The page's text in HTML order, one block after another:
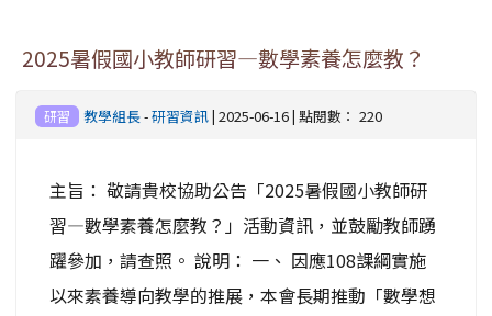
2025暑假國小教師研習—數學素養怎麼教？
研習 教學組長-研習資訊| 2025-06-16 | 點閱數： 220
主旨： 敬請貴校協助公告「2025暑假國小教師研
習—數學素養怎麼教？」活動資訊，並鼓勵教師踴
躍參加，請查照。 說明： 一、 因應108課綱實施
以來素養導向教學的推展，本會長期推動「數學想